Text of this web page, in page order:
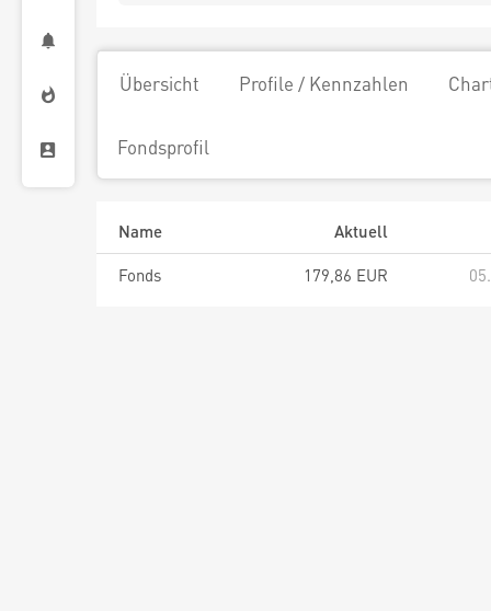
Übersicht Profile / Kennzahlen
Fondsprofil
Name
Aktuell
Fonds
179,86 EUR